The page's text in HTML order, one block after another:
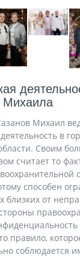
Михаила
Михаил
в
Своим
считает то
способен
близких от
правило,
соблюдается